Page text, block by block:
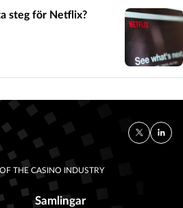
steg för Netflix?
THE CASINO INDUSTRY
Samlingar